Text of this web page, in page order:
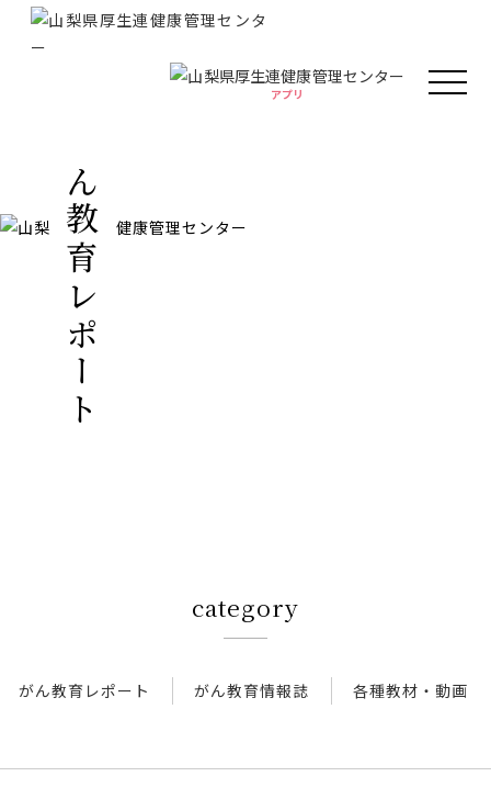
アプリ
アプリ
厚生連の外来診療
がん教育
健康教室
イベントがん教育レポート
category
がん教育レポート がん教育情報誌 各種教材・動画